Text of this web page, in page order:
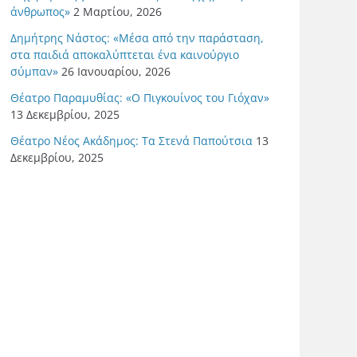
άνθρωπος» 2 Μαρτίου, 2026
Δημήτρης Νάστος: «Μέσα από την παράσταση,
στα παιδιά αποκαλύπτεται ένα καινούργιο
σύμπαν» 26 Ιανουαρίου, 2026
Θέατρο Παραμυθίας: «Ο Πιγκουίνος του Γιόχαν»
13 Δεκεμβρίου, 2025
Θέατρο Νέος Ακάδημος: Τα Στενά Παπούτσια 13
Δεκεμβρίου, 2025